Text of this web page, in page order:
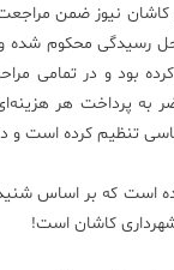
نیوز ضمن
بود و در تمامی
به پرداخت هر
تنظیم کرده است
است که بر اساس
کاشان است!